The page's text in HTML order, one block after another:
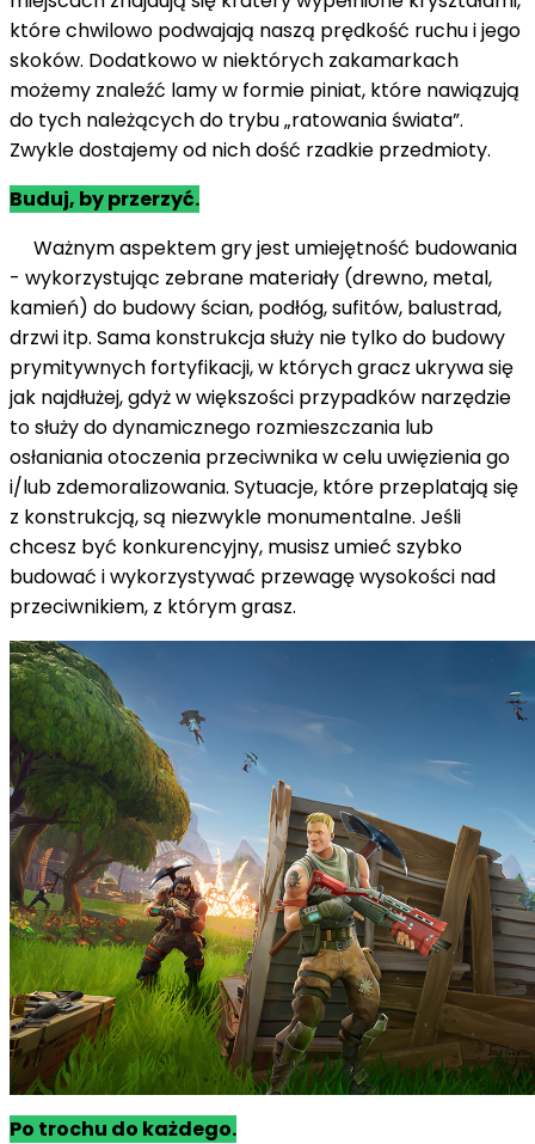
które chwilowo podwajają naszą prędkość ruchu i jego
skoków. Dodatkowo w niektórych zakamarkach
możemy znaleźć lamy w formie piniat, które nawiązują
do tych należących do trybu „ratowania świata”.
Zwykle dostajemy od nich dość rzadkie przedmioty.
Buduj, by przerzyć.
Ważnym aspektem gry jest umiejętność budowania
- wykorzystując zebrane materiały (drewno, metal,
kamień) do budowy ścian, podłóg, sufitów, balustrad,
drzwi itp. Sama konstrukcja służy nie tylko do budowy
prymitywnych fortyfikacji, w których gracz ukrywa się
jak najdłużej, gdyż w większości przypadków narzędzie
to służy do dynamicznego rozmieszczania lub
osłaniania otoczenia przeciwnika w celu uwięzienia go
i/lub zdemoralizowania. Sytuacje, które przeplatają się
z konstrukcją, są niezwykle monumentalne. Jeśli
chcesz być konkurencyjny, musisz umieć szybko
budować i wykorzystywać przewagę wysokości nad
przeciwnikiem, z którym grasz.
Po trochu do każdego.